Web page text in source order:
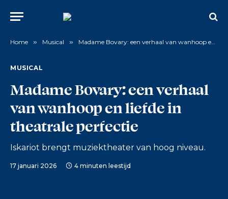
Home » Musical » Madame Bovary: een verhaal van wanhoop en liefde in theatrale perfectie
MUSICAL
Madame Bovary: een verhaal
van wanhoop en liefde in
theatrale perfectie
Iskariot brengt muziektheater van hoog niveau.
17 januari 2026 4 minuten leestijd